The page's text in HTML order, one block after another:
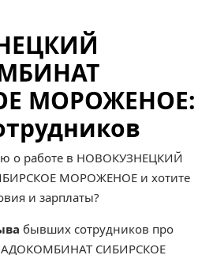
МОРОЖЕНОЕ:
о работе в НОВОКУЗНЕЦКИЙ
МОРОЖЕНОЕ и хотите
и зарплаты?
бывших сотрудников про
СИБИРСКОЕ